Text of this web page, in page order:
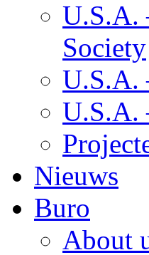
U.S.A.
Society
U.S.A.
U.S.A.
Nieuws
Buro
About